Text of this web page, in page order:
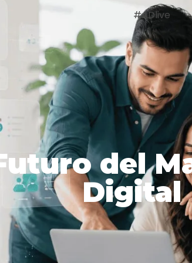
#ADlive
del
Digital